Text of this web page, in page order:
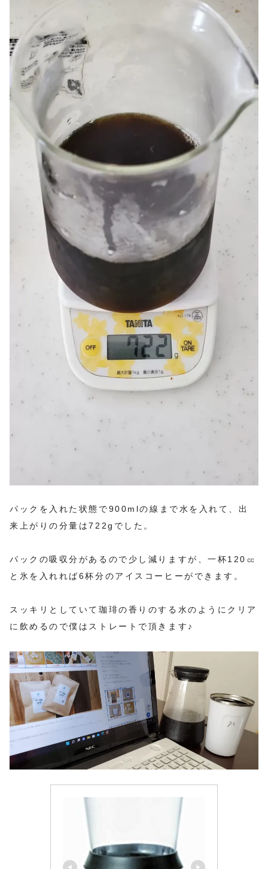
パックを入れた状態で900mlの線まで水を入れて、出
来上がりの分量は722gでした。
パックの吸収分があるので少し減りますが、一杯120㏄
と氷を入れれば6杯分のアイスコーヒーができます。
スッキリとしていて珈琲の香りのする水のようにクリア
に飲めるので僕はストレートで頂きます♪